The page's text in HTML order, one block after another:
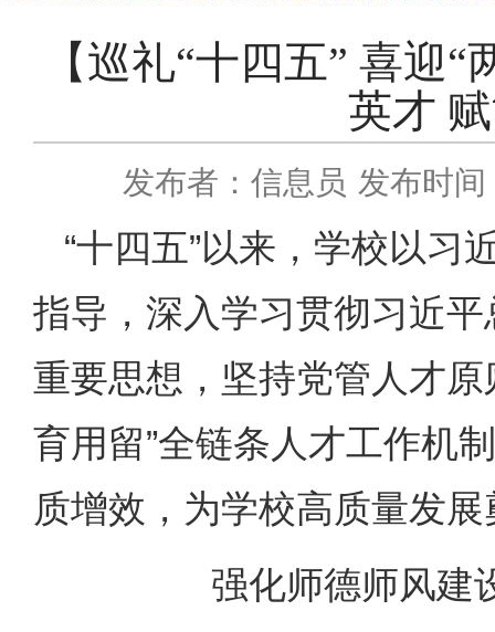
【巡礼“十四五” 喜迎
英才
发布者：信息员 发布时
“十四五”以来，学校以习
指导，深入学习贯彻习近
重要思想，坚持党管人才
育用留”全链条人才工作机
质增效，为学校高质量发
强化师德师风建